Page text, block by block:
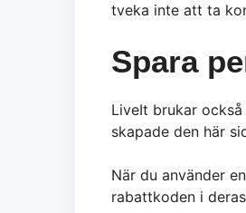
tveka inte att ta
Spara
LiveIt brukar
skapade den här
När du använder
rabattkoden i